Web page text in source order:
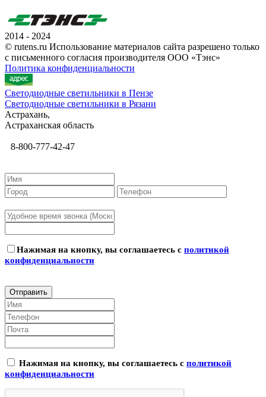
2014 - 2024
© rutens.ru Использование материалов сайта разрешено только
с письменного согласия производителя ООО «Тэнс»
Политика конфиденциальности
Светодиодные светильники в Пензе
Светодиодные светильники в Рязани
Астрахань,
Астраханская область
8-800-777-42-47
Нажимая на кнопку, вы соглашаетесь с политикой
конфиденциальности
Нажимая на кнопку, вы соглашаетесь с политикой
конфиденциальности